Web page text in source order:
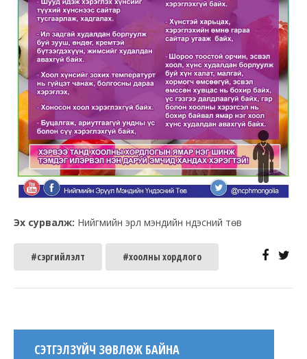
Эх сурвалж: Нийгмийн эрүүл мэндийн үндэсний төв
#сэргийлэлт #хоолны хордлого
СЭТГЭЛЗҮЙЧ ЗӨВЛӨЖ БАЙНА